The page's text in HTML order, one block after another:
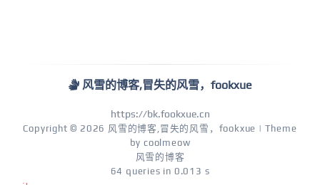
风雪的博客,冒失的风雪，fookxue
https://bk.fookxue.cn
Copyright © 2026 风雪的博客,冒失的风雪，fookxue | Theme
by coolmeow
风雪的博客
64 queries in 0.013 s